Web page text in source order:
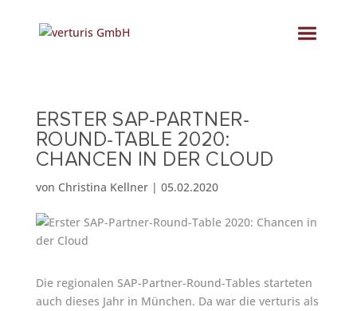
ERSTER SAP-PARTNER-
ROUND-TABLE 2020:
CHANCEN IN DER CLOUD
von Christina Kellner| 05.02.2020
Die regionalen SAP-Partner-Round-Tables starteten
auch dieses Jahr in München. Da war die verturis als